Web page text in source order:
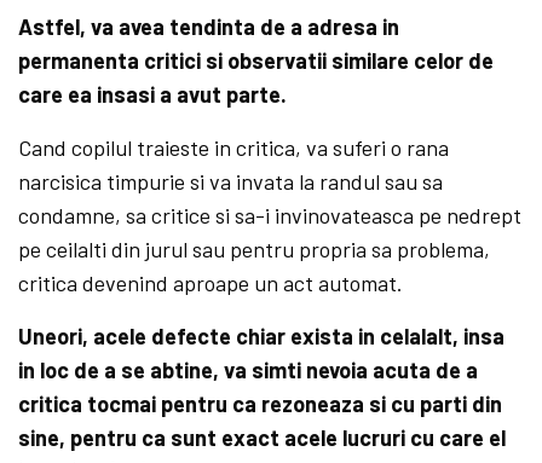
Astfel, va avea tendinta de a adresa in
permanenta critici si observatii similare celor de
care ea insasi a avut parte.
Cand copilul traieste in critica, va suferi o rana
narcisica timpurie si va invata la randul sau sa
condamne, sa critice si sa-i invinovateasca pe nedrept
pe ceilalti din jurul sau pentru propria sa problema,
critica devenind aproape un act automat.
Uneori, acele defecte chiar exista in celalalt, insa
in loc de a se abtine, va simti nevoia acuta de a
critica tocmai pentru ca rezoneaza si cu parti din
sine, pentru ca sunt exact acele lucruri cu care el